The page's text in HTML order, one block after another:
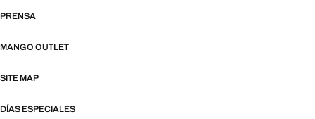
PRENSA
MANGO OUTLET
SITE MAP
DÍAS ESPECIALES